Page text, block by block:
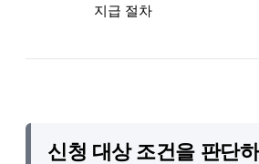
지급 절차
신청 대상 조건을 판단